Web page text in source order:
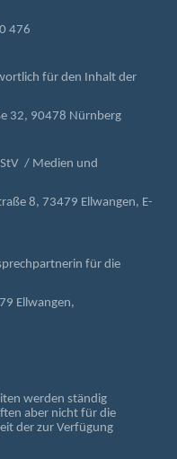
476
für den Inhalt der
32, 90478 Nürnberg
/ Medien und
8, 73479 Ellwangen, E-
für die
Ellwangen,
werden ständig
aber nicht für die
der zur Verfügung